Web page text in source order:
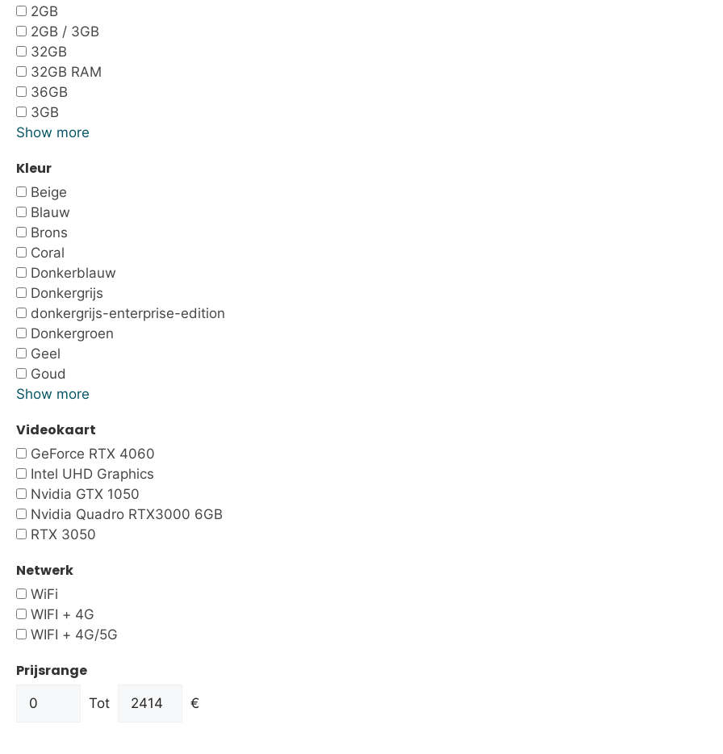
2GB
2GB / 3GB
32GB
32GB RAM
36GB
3GB
Show more
Kleur
Beige
Blauw
Brons
Coral
Donkerblauw
Donkergrijs
donkergrijs-enterprise-edition
Donkergroen
Geel
Goud
Show more
Videokaart
GeForce RTX 4060
Intel UHD Graphics
Nvidia GTX 1050
Nvidia Quadro RTX3000 6GB
RTX 3050
Netwerk
WiFi
WIFI + 4G
WIFI + 4G/5G
Prijsrange
Tot €